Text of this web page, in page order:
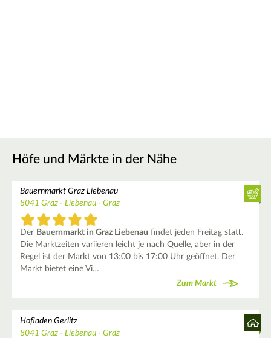
Höfe und Märkte in der Nähe
Bauernmarkt Graz Liebenau
8041 Graz - Liebenau - Graz
Der Bauernmarkt in Graz Liebenau findet jeden Freitag statt.
Die Marktzeiten variieren leicht je nach Quelle, aber in der
Regel ist der Markt von 13:00 bis 17:00 Uhr geöffnet. Der
Markt bietet eine Vi…
Zum Markt
Hofladen Gerlitz
8041 Graz - Liebenau - Graz